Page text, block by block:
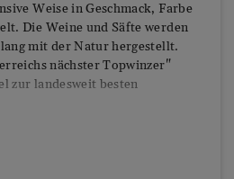
Weise in Geschmack, Farbe
Die Weine und Säfte werden
mit der Natur hergestellt.
nächster Topwinzer"
zur landesweit besten